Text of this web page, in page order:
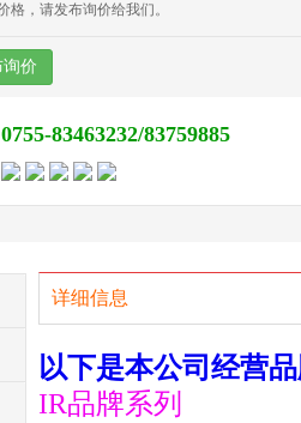
格，请发布询价给我们。
价
0755-83463232/83759885
详细信息
以下是本公司经营
IR品牌系列